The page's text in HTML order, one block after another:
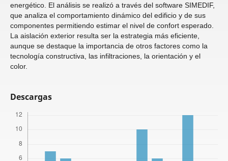
energético. El análisis se realizó a través del software SIMEDIF,
que analiza el comportamiento dinámico del edificio y de sus
componentes permitiendo estimar el nivel de confort esperado.
La aislación exterior resulta ser la estrategia más eficiente,
aunque se destaque la importancia de otros factores como la
tecnología constructiva, las infiltraciones, la orientación y el
color.
Descargas